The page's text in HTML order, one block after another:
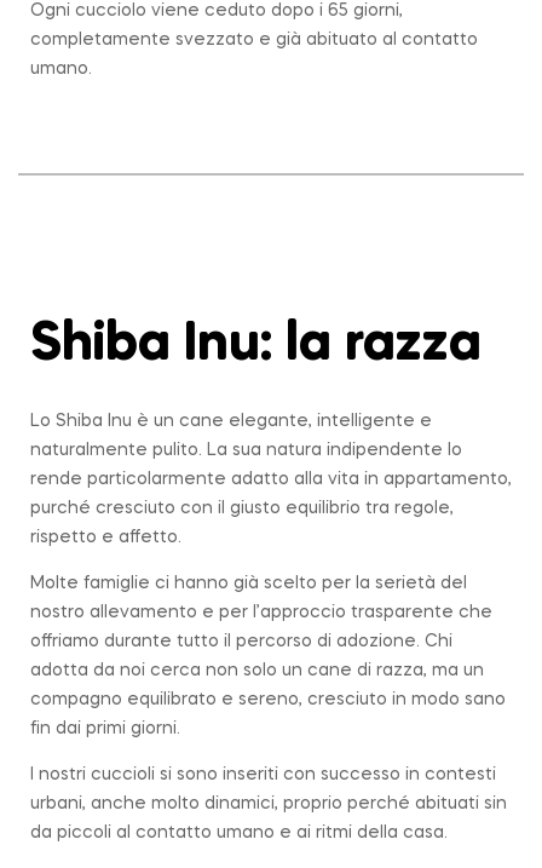
Ogni cucciolo viene ceduto dopo i 65 giorni,
completamente svezzato e già abituato al contatto
umano.
Shiba Inu: la razza
Lo Shiba Inu è un cane elegante, intelligente e
naturalmente pulito. La sua natura indipendente lo
rende particolarmente adatto alla vita in appartamento,
purché cresciuto con il giusto equilibrio tra regole,
rispetto e affetto.
Molte famiglie ci hanno già scelto per la serietà del
nostro allevamento e per l’approccio trasparente che
offriamo durante tutto il percorso di adozione. Chi
adotta da noi cerca non solo un cane di razza, ma un
compagno equilibrato e sereno, cresciuto in modo sano
fin dai primi giorni.
I nostri cuccioli si sono inseriti con successo in contesti
urbani, anche molto dinamici, proprio perché abituati sin
da piccoli al contatto umano e ai ritmi della casa.